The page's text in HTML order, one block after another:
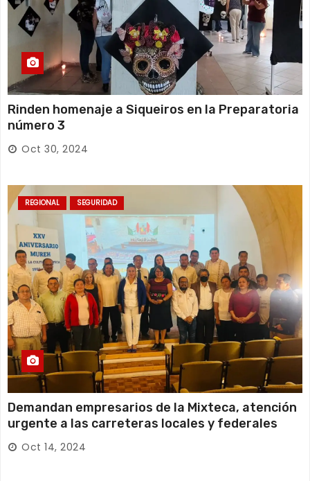
Rinden homenaje a Siqueiros en la Preparatoria
número 3
Oct 30, 2024
REGIONAL SEGURIDAD
Demandan empresarios de la Mixteca, atención
urgente a las carreteras locales y federales
Oct 14, 2024